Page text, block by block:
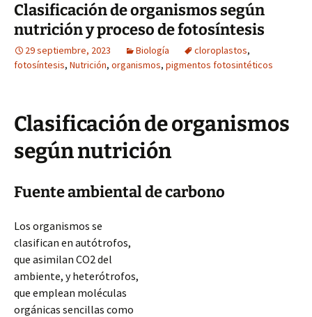
Clasificación de organismos según
nutrición y proceso de fotosíntesis
29 septiembre, 2023 Biología cloroplastos,
fotosíntesis, Nutrición, organismos, pigmentos fotosintéticos
Clasificación de organismos
según nutrición
Fuente ambiental de carbono
Los organismos se
clasifican en autótrofos,
que asimilan CO2 del
ambiente, y heterótrofos,
que emplean moléculas
orgánicas sencillas como